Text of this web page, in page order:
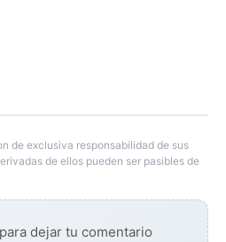
de exclusiva responsabilidad de sus
de ellos pueden ser pasibles de
dejar tu comentario